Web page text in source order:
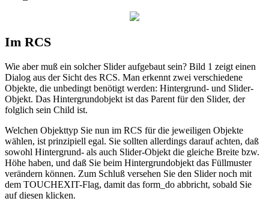
Im RCS
Wie aber muß ein solcher Slider aufgebaut sein? Bild 1 zeigt einen
Dialog aus der Sicht des RCS. Man erkennt zwei verschiedene
Objekte, die unbedingt benötigt werden: Hintergrund- und Slider-
Objekt. Das Hintergrundobjekt ist das Parent für den Slider, der
folglich sein Child ist.
Welchen Objekttyp Sie nun im RCS für die jeweiligen Objekte
wählen, ist prinzipiell egal. Sie sollten allerdings darauf achten, daß
sowohl Hintergrund- als auch Slider-Objekt die gleiche Breite bzw.
Höhe haben, und daß Sie beim Hintergrundobjekt das Füllmuster
verändern können. Zum Schluß versehen Sie den Slider noch mit
dem TOUCHEXIT-Flag, damit das form_do abbricht, sobald Sie
auf diesen klicken.